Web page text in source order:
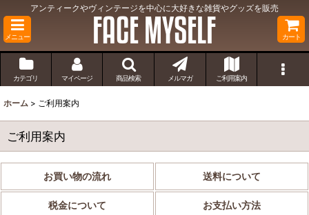
アンティークやヴィンテージを中心に大好きな雑貨やグッズを販売
メニュー カート
カテゴリ マイページ 商品検索 メルマガ ご利用案内
ホーム > ご利用案内
ご利用案内
お買い物の流れ 送料について
税金について お支払い方法